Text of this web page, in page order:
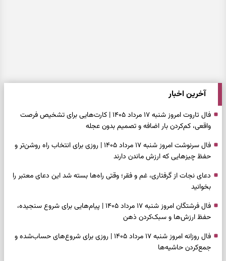
آخرین اخبار
فال تاروت امروز شنبه ۱۷ مرداد ۱۴۰۵ | کارت‌هایی برای تشخیص فرصت
واقعی، کم‌کردن بار اضافه و تصمیم بدون عجله
فال سرنوشت امروز شنبه ۱۷ مرداد ۱۴۰۵ | روزی برای انتخاب راه روشن‌تر و
حفظ چیزهایی که ارزش ماندن دارند
دعای نجات از گرفتاری، غم و فقر؛ وقتی راه‌ها بسته شد این دعای معتبر را
بخوانید
فال فرشتگان امروز شنبه ۱۷ مرداد ۱۴۰۵ | پیام‌هایی برای شروع سنجیده،
حفظ ارزش‌ها و سبک‌کردن ذهن
فال روزانه امروز شنبه ۱۷ مرداد ۱۴۰۵ | روزی برای شروع‌های حساب‌شده و
جمع‌کردن حاشیه‌ها